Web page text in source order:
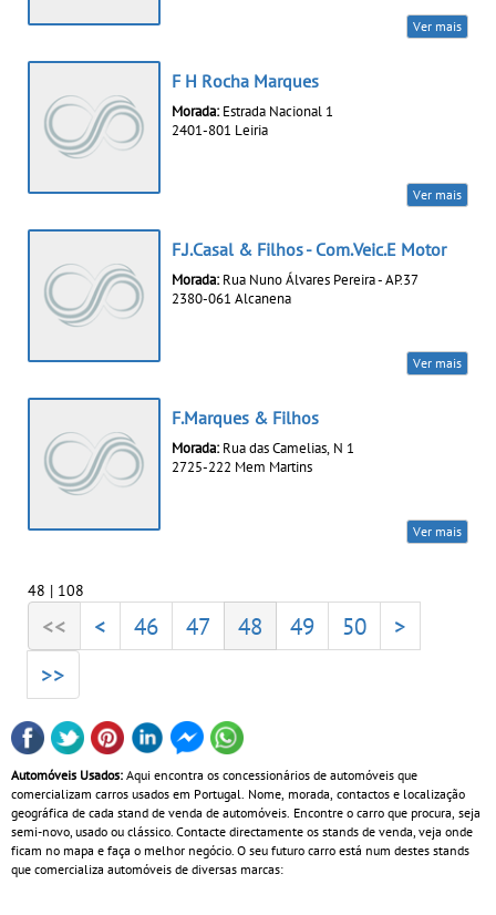
Ver mais
F H Rocha Marques
Morada: Estrada Nacional 1
2401-801 Leiria
Ver mais
F.J.Casal & Filhos - Com.Veic.E Motor
Morada: Rua Nuno Álvares Pereira - AP.37
2380-061 Alcanena
Ver mais
F.Marques & Filhos
Morada: Rua das Camelias, N 1
2725-222 Mem Martins
Ver mais
48 | 108
<< < 46 47 48 49 50
>
>>
Automóveis Usados: Aqui encontra os concessionários de automóveis que
comercializam carros usados em Portugal. Nome, morada, contactos e localização
geográfica de cada stand de venda de automóveis. Encontre o carro que procura, seja
semi-novo, usado ou clássico. Contacte directamente os stands de venda, veja onde
ficam no mapa e faça o melhor negócio. O seu futuro carro está num destes stands
que comercializa automóveis de diversas marcas: